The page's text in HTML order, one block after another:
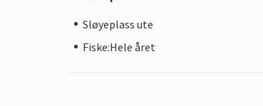
Sløyeplass ute
Fiske:Hele året